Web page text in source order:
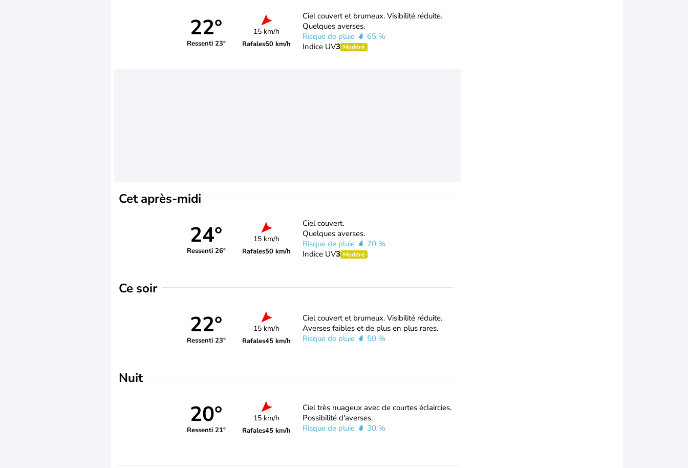
22°
Ressenti 23°
15 km/h
Rafales50 km/h
Ciel couvert et brumeux. Visibilité réduite.
Quelques averses.
Risque de pluie
65 %
Indice UV3 Modéré
Cet après-midi
24°
Ressenti 26°
15 km/h
Rafales50 km/h
Ciel couvert.
Quelques averses.
Risque de pluie
70 %
Indice UV3 Modéré
Ce soir
22°
Ressenti 23°
15 km/h
Rafales45 km/h
Ciel couvert et brumeux. Visibilité réduite.
Averses faibles et de plus en plus rares.
Risque de pluie
50 %
Nuit
20°
Ressenti 21°
15 km/h
Rafales45 km/h
Ciel très nuageux avec de courtes éclaircies.
Possibilité d'averses.
Risque de pluie
30 %